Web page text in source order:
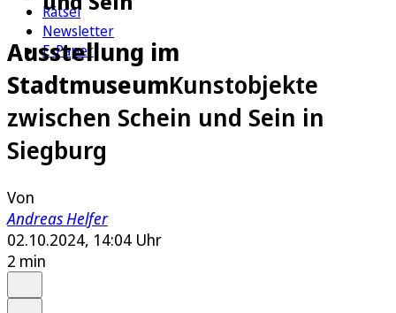
Rätsel
Newsletter
E-Paper
Ausstellung im
StadtmuseumKunstobjekte
zwischen Schein und Sein in
Siegburg
Von
Andreas Helfer
02.10.2024, 14:04 Uhr
2 min